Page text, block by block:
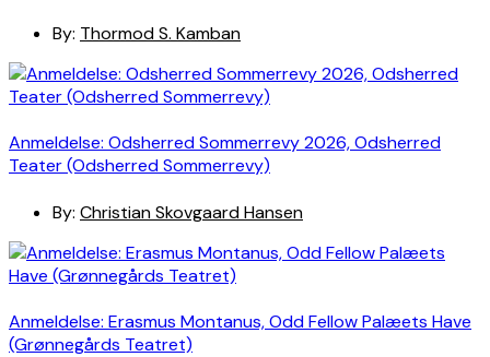
By: Thormod S. Kamban
Anmeldelse: Odsherred Sommerrevy 2026, Odsherred
Teater (Odsherred Sommerrevy)
By: Christian Skovgaard Hansen
Anmeldelse: Erasmus Montanus, Odd Fellow Palæets Have
(Grønnegårds Teatret)